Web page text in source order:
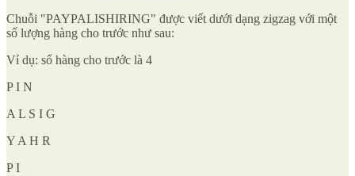
Chuỗi "PAYPALISHIRING" được viết dưới dạng zigzag với một
số lượng hàng cho trước như sau:
Ví dụ: số hàng cho trước là 4
P I N
A L S I G
Y A H R
P I